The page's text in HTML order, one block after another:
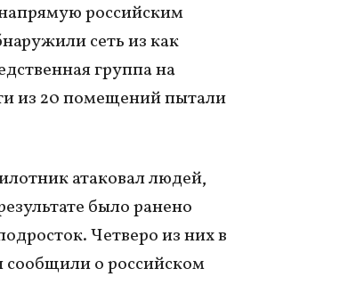
российским
сеть из как
группа на
из 20 помещений пытали
атаковал людей,
было ранено
Четверо из них в
сообщили о российском